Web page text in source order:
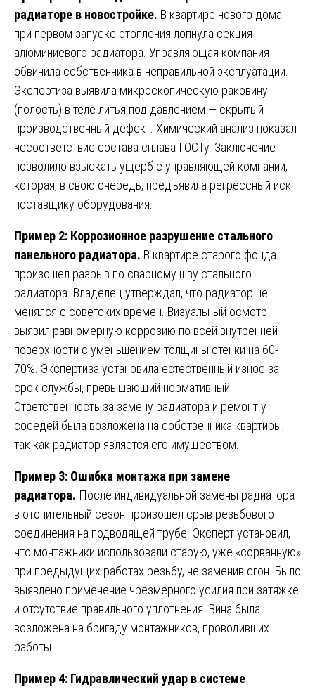
радиаторе в новостройке. В квартире нового дома
при первом запуске отопления лопнула секция
алюминиевого радиатора. Управляющая компания
обвинила собственника в неправильной эксплуатации.
Экспертиза выявила микроскопическую раковину
(полость) в теле литья под давлением — скрытый
производственный дефект. Химический анализ показал
несоответствие состава сплава ГОСТу. Заключение
позволило взыскать ущерб с управляющей компании,
которая, в свою очередь, предъявила регрессный иск
поставщику оборудования.
Пример 2: Коррозионное разрушение стального
панельного радиатора. В квартире старого фонда
произошел разрыв по сварному шву стального
радиатора. Владелец утверждал, что радиатор не
менялся с советских времен. Визуальный осмотр
выявил равномерную коррозию по всей внутренней
поверхности с уменьшением толщины стенки на 60-
70%. Экспертиза установила естественный износ за
срок службы, превышающий нормативный.
Ответственность за замену радиатора и ремонт у
соседей была возложена на собственника квартиры,
так как радиатор является его имуществом.
Пример 3: Ошибка монтажа при замене
радиатора. После индивидуальной замены радиатора
в отопительный сезон произошел срыв резьбового
соединения на подводящей трубе. Эксперт установил,
что монтажники использовали старую, уже «сорванную»
при предыдущих работах резьбу, не заменив сгон. Было
выявлено применение чрезмерного усилия при затяжке
и отсутствие правильного уплотнения. Вина была
возложена на бригаду монтажников, проводивших
работы.
Пример 4: Гидравлический удар в системе